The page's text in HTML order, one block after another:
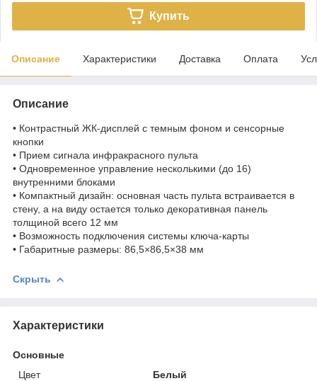
Купить
Описание Характеристики Доставка Оплата
Описание
• Контрастный ЖК-дисплей с темным фоном и сенсорные
кнопки
• Прием сигнала инфракрасного пульта
• Одновременное управление несколькими (до 16)
внутренними блоками
• Компактный дизайн: основная часть пульта встраивается в
стену, а на виду остается только декоративная панель
толщиной всего 12 мм
• Возможность подключения системы ключа-карты
• Габаритные размеры: 86,5×86,5×38 мм
Скрыть
Характеристики
Основные
Цвет
Белый